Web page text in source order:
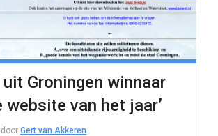
Groningen winnaar
website van het jaar’
door Gert van Akkeren